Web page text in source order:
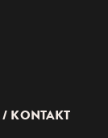
KONTAKT